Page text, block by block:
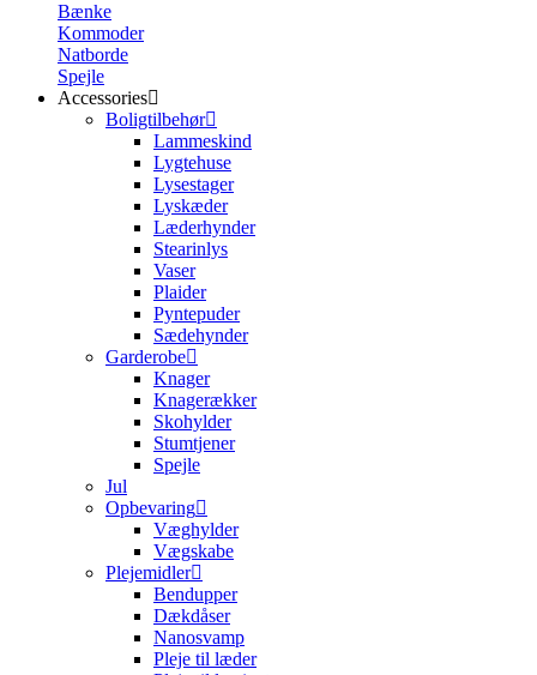
Bænke
Kommoder
Natborde
Spejle
Accessories
Boligtilbehør
Lammeskind
Lygtehuse
Lysestager
Lyskæder
Læderhynder
Stearinlys
Vaser
Plaider
Pyntepuder
Sædehynder
Garderobe
Knager
Knagerækker
Skohylder
Stumtjener
Spejle
Jul
Opbevaring
Væghylder
Vægskabe
Plejemidler
Bendupper
Dækdåser
Nanosvamp
Pleje til læder